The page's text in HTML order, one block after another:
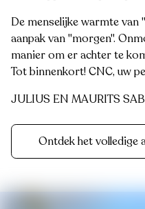
De menselijke warmte van
aanpak van "morgen".
manier om er achter te
Tot binnenkort! CNC, uw
JULIUS EN MAURITS
Ontdek het volledige